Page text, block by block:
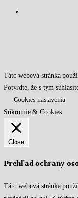
Táto webová stránka
Potvrdte, že s tým
Cookies nastavenia
Súkromie & Cookies
Close
Prehľad ochrany
Táto webová stránka